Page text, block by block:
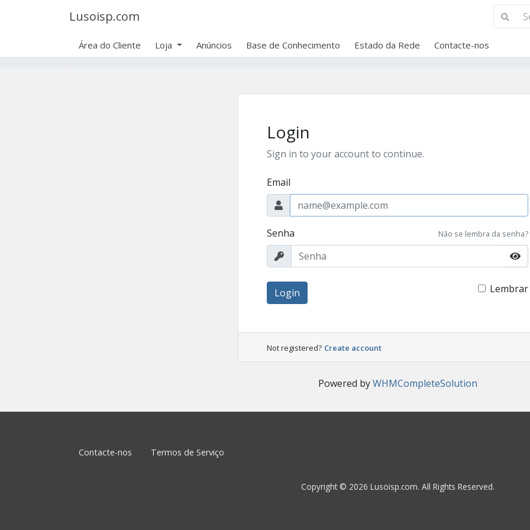
Lusoisp.com
Área do Cliente Loja Anúncios Base de Conhecimento Estado da Rede Contacte-nos
Login
Sign in to your account to continue.
Email
Senha Não se lembra da senha?
Login Lembrar
Not registered? Create account
Powered byWHMCompleteSolution
Contacte-nos Termos de Serviço
Copyright © 2026 Lusoisp.com. All Rights Reserved.